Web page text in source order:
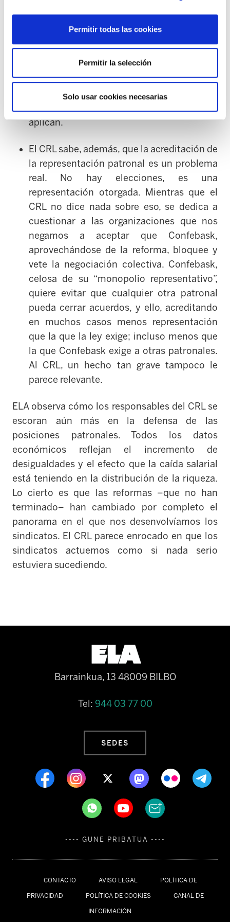
Permitir todas las cookies
Permitir la selección
Solo usar cookies necesarias
necesidad de negociar”.
El CRL habla de “cobertura de negociación
colectiva” pasando por alto un nuevo y
general efecto de esas reformas y del alto
desempleo: cada vez son más las personas
a las que esos convenios de sector no se les
aplican.
El CRL sabe, además, que la acreditación de
la representación patronal es un problema
real. No hay elecciones, es una
representación otorgada. Mientras que el
CRL no dice nada sobre eso, se dedica a
cuestionar a las organizaciones que nos
negamos a aceptar que Confebask,
aprovechándose de la reforma, bloquee y
vete la negociación colectiva. Confebask,
celosa de su “monopolio representativo”,
quiere evitar que cualquier otra patronal
pueda cerrar acuerdos, y ello, acreditando
en muchos casos menos representación
que la que la ley exige; incluso menos que
la que Confebask exige a otras patronales.
Al CRL, un hecho tan grave tampoco le
parece relevante.
ELA observa cómo los responsables del CRL se
escoran aún más en la defensa de las
posiciones patronales. Todos los datos
económicos reflejan el incremento de
desigualdades y el efecto que la caída salarial
está teniendo en la distribución de la riqueza.
Lo cierto es que las reformas –que no han
terminado– han cambiado por completo el
panorama en el que nos desenvolvíamos los
sindicatos. El CRL parece enrocado en que los
sindicatos actuemos como si nada serio
estuviera sucediendo.
CONTACTO AVISO LEGAL POLÍTICA DE
PRIVACIDAD POLÍTICA DE COOKIES CANAL DE
INFORMACIÓN
Barrainkua, 13 48009 BILBO
Tel: 944 03 77 00
SEDES
---- GUNE PRIBATUA ----